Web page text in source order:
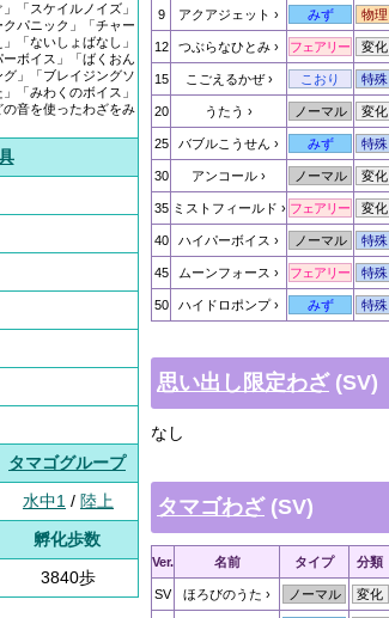
「スケイルノイズ」
クパニック」「チャー
「ないしょばなし」
ーボイス」「ばくおん
」「ブレイジングソ
「みわくのボイス」
の音を使ったわざをみ
タマゴグループ
水中1 / 陸上
孵化歩数
3840歩
9 アクアジェット みず 物理
12 つぶらなひとみ フェアリー 変化
15 こごえるかぜ こおり 特殊
20 うたう ノーマル 変化
25 バブルこうせん みず 特殊
30 アンコール ノーマル 変化
35 ミストフィールド フェアリー 変化
40 ハイパーボイス ノーマル 特殊
45 ムーンフォース フェアリー 特殊
50 ハイドロポンプ みず 特殊
思い出し限定わざ(SV)
なし
タマゴわざ(SV)
Ver. 名前 タイプ 分類
SV ほろびのうた ノーマル 変化